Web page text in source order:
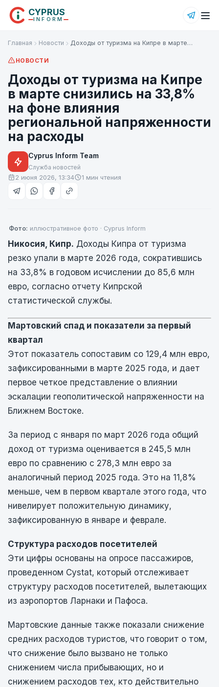
CYPRUS
INFORM
Главная Новости Доходы от туризма на Кипре в марте…
НОВОСТИ
Доходы от туризма на Кипре
в марте снизились на 33,8%
на фоне влияния
региональной напряженности
на расходы
Cyprus Inform Team
Служба новостей
2 июня 2026, 13:34 1 мин чтения
Фото: иллюстративное фото · Cyprus Inform
Никосия, Кипр. Доходы Кипра от туризма
резко упали в марте 2026 года, сократившись
на 33,8% в годовом исчислении до 85,6 млн
евро, согласно отчету Кипрской
статистической службы.
Мартовский спад и показатели за первый
квартал
Этот показатель сопоставим со 129,4 млн евро,
зафиксированными в марте 2025 года, и дает
первое четкое представление о влиянии
эскалации геополитической напряженности на
Ближнем Востоке.
За период с января по март 2026 года общий
доход от туризма оценивается в 245,5 млн
евро по сравнению с 278,3 млн евро за
аналогичный период 2025 года. Это на 11,8%
меньше, чем в первом квартале этого года, что
нивелирует положительную динамику,
зафиксированную в январе и феврале.
Структура расходов посетителей
Эти цифры основаны на опросе пассажиров,
проведенном Cystat, который отслеживает
структуру расходов посетителей, вылетающих
из аэропортов Ларнаки и Пафоса.
Мартовские данные также показали снижение
средних расходов туристов, что говорит о том,
что снижение было вызвано не только
снижением числа прибывающих, но и
снижением расходов тех, кто действительно